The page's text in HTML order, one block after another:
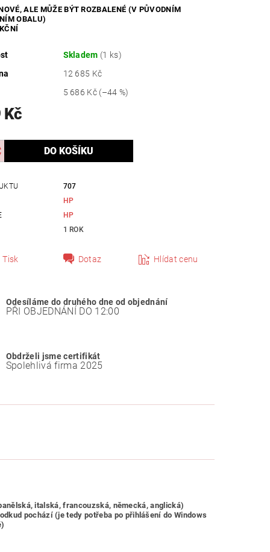
ZDRAVÍ / HYGIENA
ALE MŮŽE BÝT ROZBALENÉ (V PŮVODNÍM
OBALU)
Skladem (1 ks)
12 685 Kč
5 686 Kč (–44 %)
Kč
707
HP
HP
1 ROK
Tisk Dotaz Hlídat cenu
Odesíláme do druhého dne od objednání
PŘI OBJEDNÁNÍ DO 12:00
Obdrželi jsme certifikát
Spolehlivá firma 2025
italská, francouzská, německá, anglická)
pochází (je tedy potřeba po přihlášení do Windows